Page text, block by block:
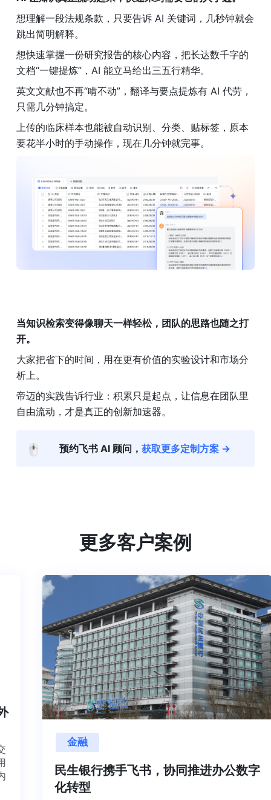
想理解一段法规条款，只要告诉 AI 关键词，几秒钟就会
跳出简明解释。
想快速掌握一份研究报告的核心内容，把长达数千字的
文档“一键提炼”，AI 能立马给出三五行精华。
英文文献也不再“啃不动”，翻译与要点提炼有 AI 代劳，
只需几分钟搞定。
上传的临床样本也能被自动识别、分类、贴标签，原本
要花半小时的手动操作，现在几分钟就完事。
当知识检索变得像聊天一样轻松，团队的思路也随之打
开。
大家把省下的时间，用在更有价值的实验设计和市场分
析上。
帝迈的实践告诉行业：积累只是起点，让信息在团队里
自由流动，才是真正的创新加速器。
🖱️ 预约飞书 AI 顾问， 获取更多定制方案 →
更多客户案例
金融
民生银行携手飞书，协同推进办公数字
化转型